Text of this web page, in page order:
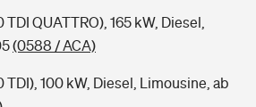
QUATTRO), 165 kW, Diesel,
(0588 / ACA)
TDI), 100 kW, Diesel, Limousine, ab